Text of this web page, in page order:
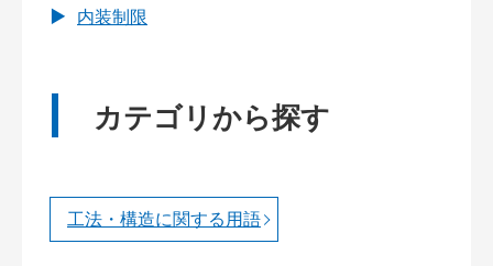
内装制限
カテゴリから探す
工法・構造に関する用語